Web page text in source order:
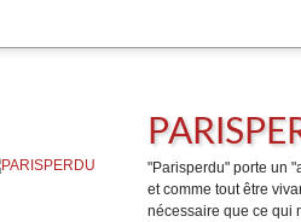
"Parisperdu" porte un
et comme tout être
nécessaire que ce qui